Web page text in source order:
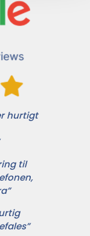
hurtigt
til